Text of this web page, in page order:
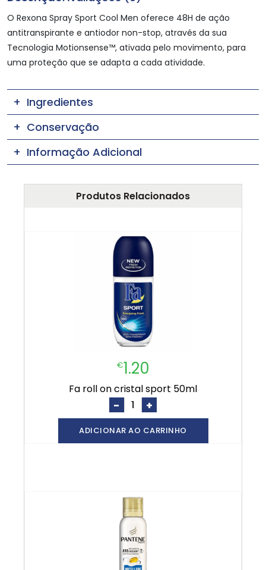
O Rexona Spray Sport Cool Men oferece 48H de ação
antitranspirante e antiodor non-stop, através da sua
Tecnologia Motionsense™, ativada pelo movimento, para
uma proteção que se adapta a cada atividade.
Ingredientes
Conservação
Informação Adicional
Produtos Relacionados
€1.20
fa roll on cristal sport 50ml
- +
ADICIONAR AO CARRINHO